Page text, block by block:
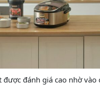
được đánh giá cao nhờ vào